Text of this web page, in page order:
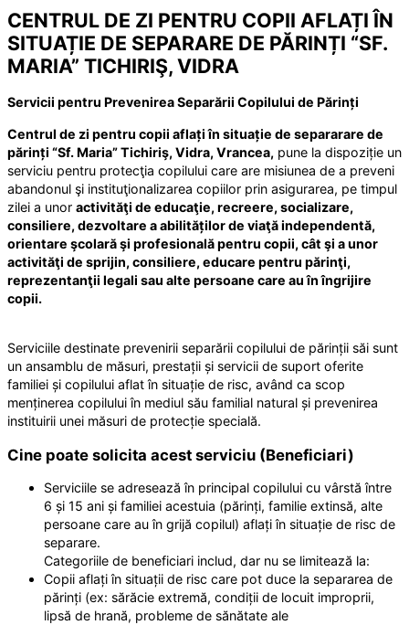
CENTRUL DE ZI PENTRU COPII AFLAȚI ÎN
SITUAȚIE DE SEPARARE DE PĂRINȚI “SF.
MARIA” TICHIRIŞ, VIDRA
Servicii pentru Prevenirea Separării Copilului de Părinți
Centrul de zi pentru copii aflați în situație de separarare de
părinți “Sf. Maria” Tichiriş, Vidra, Vrancea, pune la dispoziție un
serviciu pentru protecţia copilului care are misiunea de a preveni
abandonul şi instituţionalizarea copiilor prin asigurarea, pe timpul
zilei a unor activităţi de educaţie, recreere, socializare,
consiliere, dezvoltare a abilităților de viaţă independentă,
orientare şcolară şi profesională pentru copii, cât şi a unor
activităţi de sprijin, consiliere, educare pentru părinţi,
reprezentanţii legali sau alte persoane care au în îngrijire
copii.
Serviciile destinate prevenirii separării copilului de părinții săi sunt
un ansamblu de măsuri, prestații și servicii de suport oferite
familiei și copilului aflat în situație de risc, având ca scop
menținerea copilului în mediul său familial natural și prevenirea
instituirii unei măsuri de protecție specială.
Cine poate solicita acest serviciu (Beneficiari)
Serviciile se adresează în principal copilului cu vârstă între
6 și 15 ani și familiei acestuia (părinți, familie extinsă, alte
persoane care au în grijă copilul) aflați în situație de risc de
separare.
Categoriile de beneficiari includ, dar nu se limitează la:
Copii aflați în situații de risc care pot duce la separarea de
părinți (ex: sărăcie extremă, condiții de locuit improprii,
lipsă de hrană, probleme de sănătate ale